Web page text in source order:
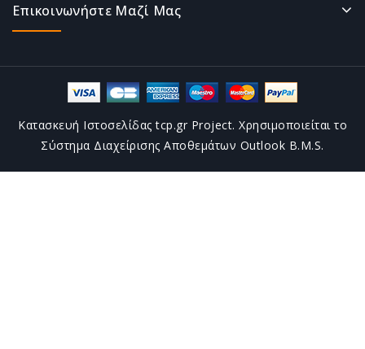
Επικοινωνήστε Μαζί Μας
Κατασκευή Ιστοσελίδας tcp.gr Project. Χρησιμοποιείται το
Σύστημα Διαχείρισης Αποθεμάτων Outlook B.M.S.